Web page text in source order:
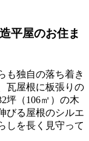
平屋のお住ま
も独自の落ち着き
瓦屋根に板張りの
坪（106㎡）の木
びる屋根のシルエ
しを長く見守って